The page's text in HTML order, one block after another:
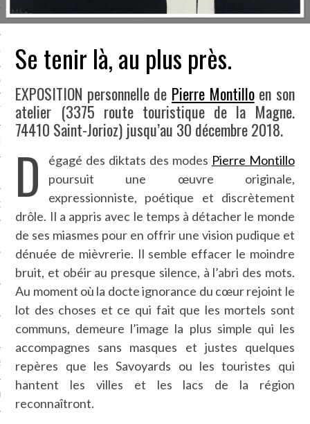
EN VOD
Se tenir là, au plus près.
EXPOSITION personnelle de Pierre Montilloen son
atelier (3375 route touristique de la Magne.
74410 Saint-Jorioz) jusqu’au 30 décembre 2018.
D égagé des diktats des modes Pierre Montillo
poursuit une œuvre originale,
expressionniste, poétique et discrètement
drôle. Il a appris avec le temps à détacher le monde
de ses miasmes pour en offrir une vision pudique et
dénuée de mièvrerie. Il semble effacer le moindre
bruit, et obéir au presque silence, à l’abri des mots.
Au moment où la docte ignorance du cœur rejoint le
lot des choses et ce qui fait que les mortels sont
communs, demeure l’image la plus simple qui les
accompagnes sans masques et justes quelques
repères que les Savoyards ou les touristes qui
hantent les villes et les lacs de la région
reconnaîtront.